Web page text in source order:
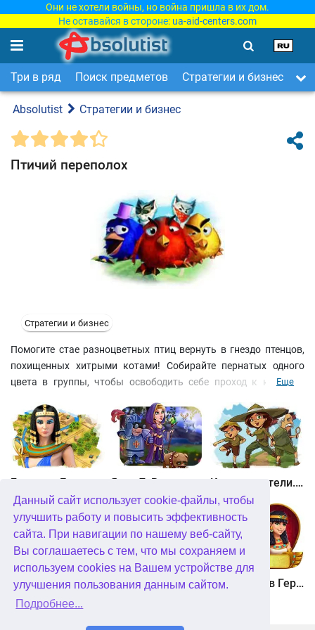
Данный сайт использует cookie-файлы, чтобы
улучшить работу и повысить эффективность
сайта. При навигации по нашему веб-сайту,
Вы соглашаетесь с тем, что мы сохраняем и
используем cookies на Вашем устройстве для
улучшения пользования данным сайтом.
Подробнее...
Они не хотели войны, но война пришла в их дом.
Не оставайся в стороне: ua-aid-centers.com
Три в ряд Поиск предметов Стратегии и бизнес
Absolutist Стратегии и бизнес
Птичий переполох
Стратегии и бизнес
Помогите стае разноцветных птиц вернуть в гнездо птенцов,
похищенных хитрыми котами! Собирайте пернатых одного
цвета в группы, чтобы освободить себе проход к клетке с
товарищей от цепей. Выполняйте дополнительные задания,
чтобы получить золотое яйцо в качестве трофея. Вас ждут
увлекательные сражения, в которых вы сможете проявить
свою смекалку и вдоволь посмеяться!
Еще
Кладоискатели. Камень души
Кладоискатели. Снежная королева. Коллекционное издание Алисия Квотермейн 3. Тайна пылающего золота. Коллекционное издание 12 подвигов Геракла. Как я встретил Мегару. Коллекционное издание